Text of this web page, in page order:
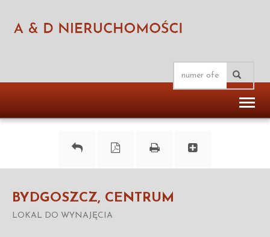
BYDGOSZCZ, CENTRUM
LOKAL DO WYNAJĘCIA